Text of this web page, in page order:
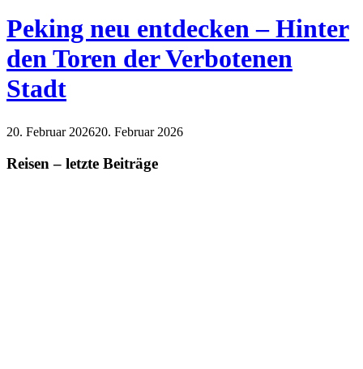
Peking neu entdecken – Hinter
den Toren der Verbotenen
Stadt
20. Februar 202620. Februar 2026
Reisen – letzte Beiträge